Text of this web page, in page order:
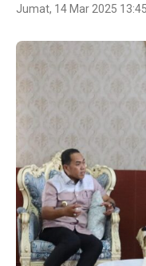
Jumat, 14 Mar 2025 13:45